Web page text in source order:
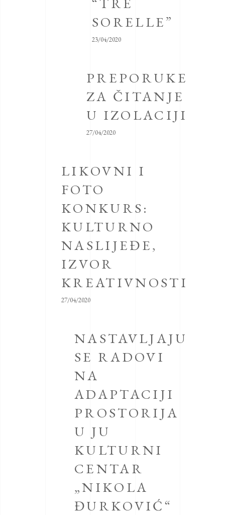
SORELLE”
23/04/2020
PREPORUKE
ZA ČITANJE
U IZOLACIJI
27/04/2020
LIKOVNI I
FOTO
KONKURS:
KULTURNO
NASLIJEĐE,
IZVOR
KREATIVNOSTI
27/04/2020
NASTAVLJAJU
SE RADOVI
NA
ADAPTACIJI
PROSTORIJA
U JU
KULTURNI
CENTAR
„NIKOLA
ĐURKOVIĆ“